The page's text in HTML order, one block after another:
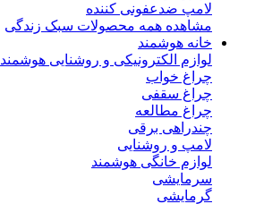
لامپ ضدعفونی کننده
مشاهده همه محصولات سبک زندگی
خانه هوشمند
لوازم الکترونیکی و روشنایی هوشمند
چراغ خواب
چراغ سقفی
چراغ مطالعه
چندراهی برقی
لامپ و روشنایی
لوازم خانگی هوشمند
سرمایشی
گرمایشی